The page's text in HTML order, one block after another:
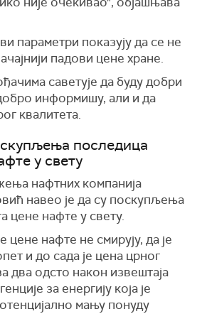
параметри показују да се не
падови цене хране.
саветује да буду добри
информишу, али и да
квалитета.
последица
у свету
нафтних компанија
навео је да су поскупљења
цене нафте у свету.
цене нафте не смирују, да је
и до сада је цена црног
два одсто након извештаја
за енергију која је
мању понуду